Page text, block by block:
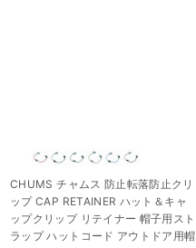
CHUMS チャムス 防止転落防止クリ
ップ CAP RETAINER ハット＆キャ
ップクリップ リテイナー 帽子用スト
ラップ ハットコード アウトドア用帽